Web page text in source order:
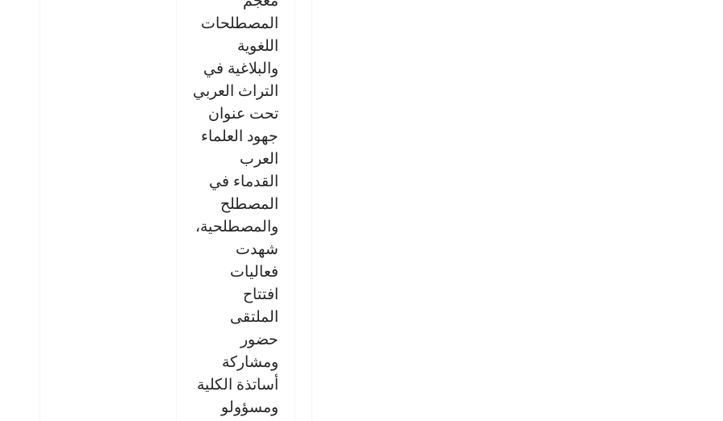
المصطلحات
اللغوية
والبلاغية في
التراث العربي
تحت عنوان
جهود العلماء
العرب
القدماء في
المصطلح
والمصطلحية،
شهدت
فعاليات
افتتاح
الملتقى
حضور
ومشاركة
أساتذة الكلية
ومسؤولو